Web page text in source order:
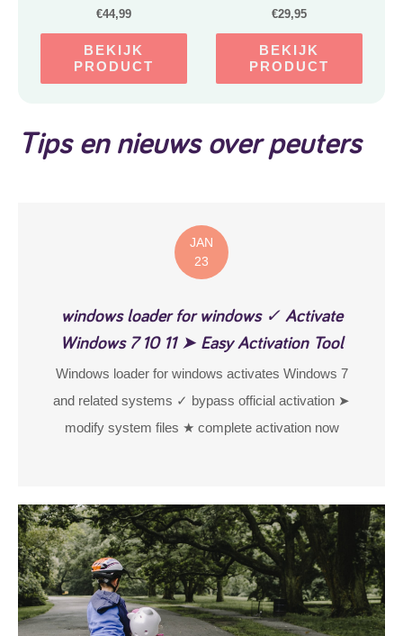
€44,99
BEKIJK
PRODUCT
Drinkbeker – Blauw/Grijs
€29,95
BEKIJK
PRODUCT
Tips en nieuws over peuters
JAN
23
windows loader for windows ✓ Activate
Windows 7 10 11 ➤ Easy Activation Tool
Windows loader for windows activates Windows 7
and related systems ✓ bypass official activation ➤
modify system files ★ complete activation now